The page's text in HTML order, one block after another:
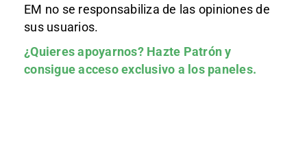
EM no se responsabiliza de las opiniones de
sus usuarios.
¿Quieres apoyarnos? Hazte Patróny
consigue acceso exclusivo a los paneles.